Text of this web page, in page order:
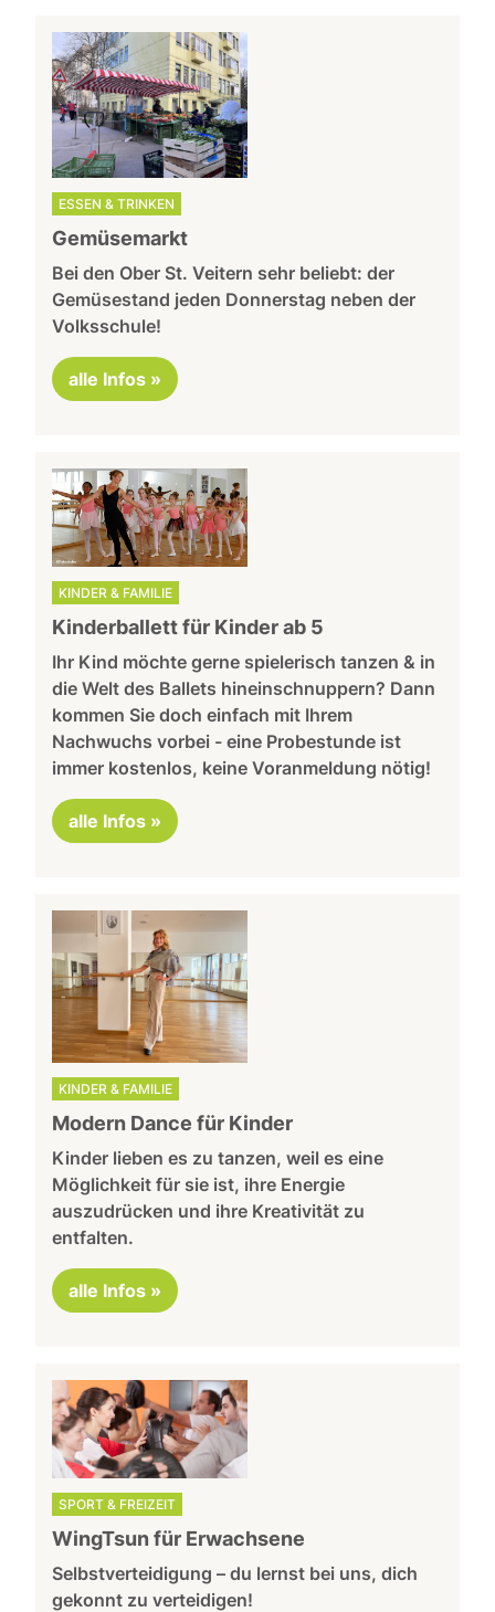
ESSEN & TRINKEN
Gemüsemarkt
Bei den Ober St. Veitern sehr beliebt: der
Gemüsestand jeden Donnerstag neben der
Volksschule!
alle Infos »
KINDER & FAMILIE
Kinderballett für Kinder ab 5
Ihr Kind möchte gerne spielerisch tanzen & in
die Welt des Ballets hineinschnuppern? Dann
kommen Sie doch einfach mit Ihrem
Nachwuchs vorbei - eine Probestunde ist
immer kostenlos, keine Voranmeldung nötig!
alle Infos »
KINDER & FAMILIE
Modern Dance für Kinder
Kinder lieben es zu tanzen, weil es eine
Möglichkeit für sie ist, ihre Energie
auszudrücken und ihre Kreativität zu
entfalten.
alle Infos »
SPORT & FREIZEIT
WingTsun für Erwachsene
Selbstverteidigung – du lernst bei uns, dich
gekonnt zu verteidigen!